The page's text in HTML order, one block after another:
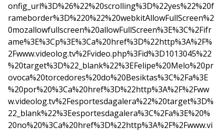
onfig_url%3D%26%22%20scrolling%3D%22yes%22%20f
rameborder%3D%220%22%20webkitAllowFullScreen%2
0mozallowfullscreen%20allowFullScreen%3E%3C%2Fifr
ame%3E%3Cp%3E%3Ca%20href%3D%22http%3A%2F%
2Fwww.videolog.tv%2Fvideo.php%3Fid%3D1013045%22
%20target%3D%22_blank%22%3EFelipe%20Melo%20pr
ovoca%20torcedores%20do%20Besiktas%3C%2Fa%3E
%20por%20%3Ca%20href%3D%22http%3A%2F%2Fww
w.videolog.tv%2Fesportesdagalera%22%20target%3D%
22_blank%22%3Eesportesdagalera%3C%2Fa%3E%20%
20no%20%3Ca%20href%3D%22http%3A%2F%2Fwww.vi